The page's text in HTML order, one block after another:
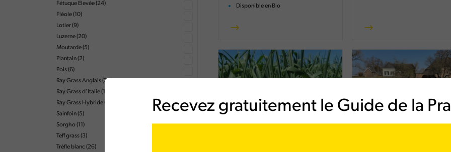
Fétuque Elevée(24)
Fléole(10)
Lotier(9)
Luzerne(20)
Moutarde(5)
Plantain(2)
Pois(6)
Ray Grass Anglais(36)
Ray Grass d'Italie(16)
Ray Grass Hybride(13)
Sainfoin(5)
Sorgho(11)
Teff grass(3)
Trèfle blanc (26)
Disponible en Bio
Recevez gratuitement le Guide de la